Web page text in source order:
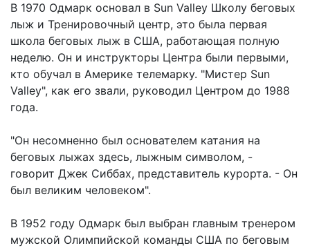
В 1970 Одмарк основал в Sun Valley Школу беговых
лыж и Тренировочный центр, это была первая
школа беговых лыж в США, работающая полную
неделю. Он и инструкторы Центра были первыми,
кто обучал в Америке телемарку. "Мистер Sun
Valley", как его звали, руководил Центром до 1988
года.
"Он несомненно был основателем катания на
беговых лыжах здесь, лыжным символом, -
говорит Джек Сиббах, представитель курорта. - Он
был великим человеком".
В 1952 году Одмарк был выбран главным тренером
мужской Олимпийской команды США по беговым